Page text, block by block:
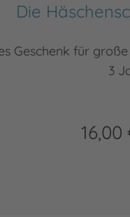
Die
Geschenk für
3
16,00